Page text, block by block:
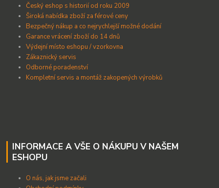
Český eshop s historií od roku 2009
Široká nabídka zboží za férové ceny
Bezpečný nákup a co nejrychlejší možné dodání
Garance vrácení zboží do 14 dnů
Výdejní místo eshopu / vzorkovna
Zákaznický servis
Odborné poradenství
Kompletní servis a montáž zakopených výrobků
INFORMACE A VŠE O NÁKUPU V NAŠEM
ESHOPU
O nás, jak jsme začali